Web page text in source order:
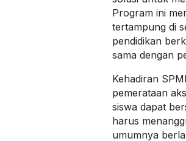
Program ini
tertampung di
pendidikan
sama dengan
Kehadiran
pemerataan
siswa dapat
harus
umumnya